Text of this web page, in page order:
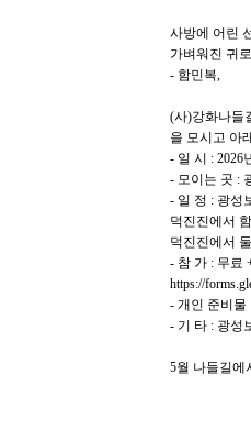
사방에 어린
가벼워진 귀
- 함민복,
(사)강화나들
을 모시고 아
- 일 시 : 2026
- 모이는 곳 :
- 일 정 : 광성
덕진진에서
덕진진에서
- 참 가 : 무료
https://
- 개인 준비물
- 기 타 : 광성
5월 나들길에